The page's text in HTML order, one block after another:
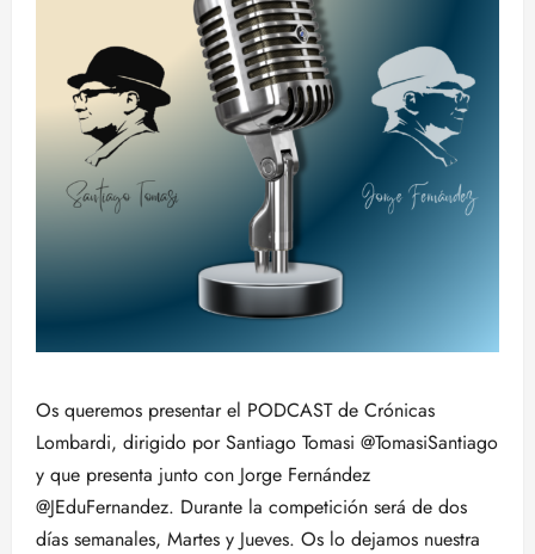
Os queremos presentar el PODCAST de Crónicas
Lombardi, dirigido por Santiago Tomasi @TomasiSantiago
y que presenta junto con Jorge Fernández
@JEduFernandez. Durante la competición será de dos
días semanales, Martes y Jueves. Os lo dejamos nuestra